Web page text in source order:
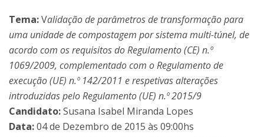
Tema:Validação de parâmetros de transformação para
uma unidade de compostagem por sistema multi-túnel, de
acordo com os requisitos do Regulamento (CE) n.º
1069/2009, complementado com o Regulamento de
execução (UE) n.º 142/2011 e respetivas alterações
introduzidas pelo Regulamento (UE) n.º 2015/9
Candidato:Susana Isabel Miranda Lopes
Data:04 de Dezembro de 2015 às 09:00hs